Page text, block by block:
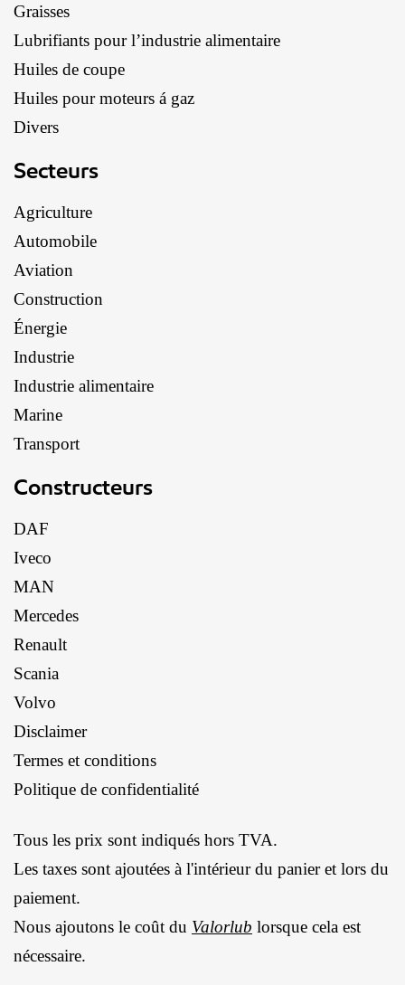
Graisses
Lubrifiants pour l’industrie alimentaire
Huiles de coupe
Huiles pour moteurs á gaz
Divers
Secteurs
Agriculture
Automobile
Aviation
Construction
Énergie
Industrie
Industrie alimentaire
Marine
Transport
Constructeurs
DAF
Iveco
MAN
Mercedes
Renault
Scania
Volvo
Disclaimer
Termes et conditions
Politique de confidentialité
Tous les prix sont indiqués hors TVA.
Les taxes sont ajoutées à l'intérieur du panier et lors du
paiement.
Nous ajoutons le coût du Valorlub lorsque cela est
nécessaire.